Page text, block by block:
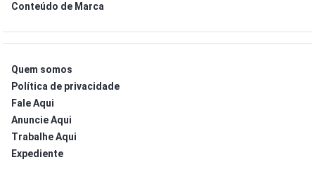
Conteúdo de Marca
Quem somos
Política de privacidade
Fale Aqui
Anuncie Aqui
Trabalhe Aqui
Expediente